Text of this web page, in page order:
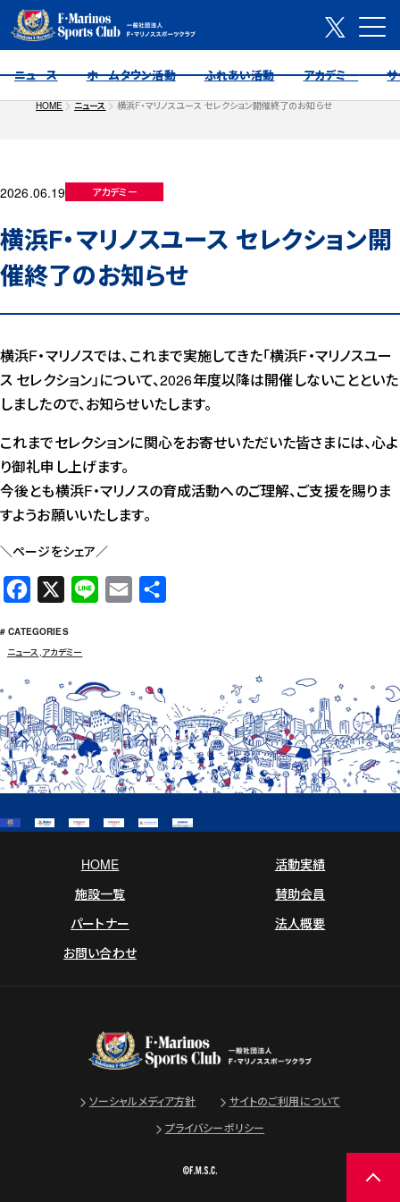
ニュース ホームタウン活動 ふれあい活動 アカデミー
HOME ニュース 横浜F・マリノスユース セレクション開催終了のお知らせ
2026.06.19 アカデミー
横浜F・マリノスユース セレクション開
催終了のお知らせ
横浜F・マリノスでは、これまで実施してきた「横浜F・マリノスユー
ス セレクション」について、2026年度以降は開催しないことといた
しましたので、お知らせいたします。
これまでセレクションに関心をお寄せいただいた皆さまには、心よ
り御礼申し上げます。
今後とも横浜F・マリノスの育成活動へのご理解、ご支援を賜りま
すようお願いいたします。
＼ページをシェア／
o
o
k
X
l
# CATEGORIES
ニュース アカデミー
HOME
活動実績
施設一覧
賛助会員
パートナー
法人概要
お問い合わせ
ソーシャルメディア方針
サイトのご利用について
プライバシーポリシー